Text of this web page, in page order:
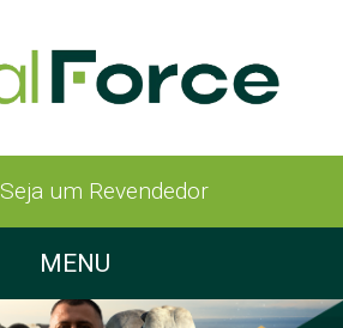
Seja um Revendedor
MENU